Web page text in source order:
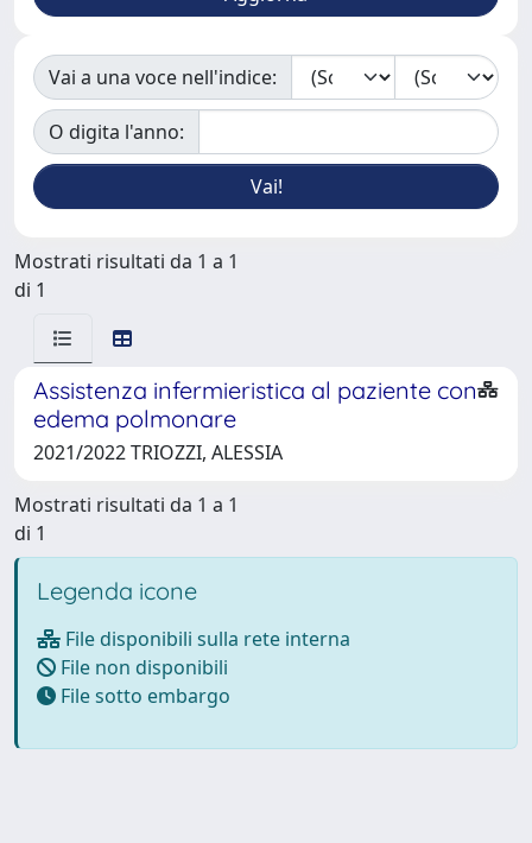
Vai a una voce nell'indice:
O digita l'anno:
Mostrati risultati da 1 a 1
di 1
Assistenza infermieristica al paziente con
edema polmonare
2021/2022 TRIOZZI, ALESSIA
Mostrati risultati da 1 a 1
di 1
Legenda icone
File disponibili sulla rete interna
File non disponibili
File sotto embargo